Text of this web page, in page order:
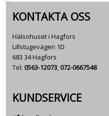
KONTAKTA OSS
Hälsohuset i Hagfors
Lillstugevägen 1D
683 34 Hagfors
Tel: 0563-12073,072-0667548
KUNDSERVICE